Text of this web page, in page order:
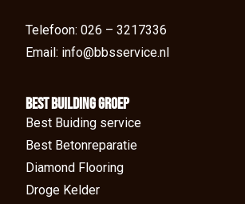
Telefoon: 026 – 3217336
Email: info@bbsservice.nl
BEst Building groep
Best Buiding service
Best Betonreparatie
Diamond Flooring
Droge Kelder